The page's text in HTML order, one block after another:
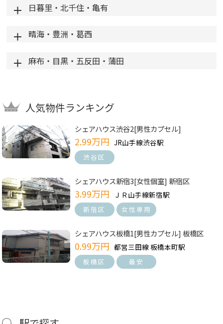
日暮里・北千住・亀有
晴海・豊洲・葛西
麻布・目黒・五反田・蒲田
人気物件ランキング
シェアハウス渋谷2[男性カプセル]
2.99万円 JR山手線渋谷駅
渋谷区
シェアハウス新宿3[女性個室] 新宿区
3.99万円 ＪＲ山手線新宿駅
新宿区 女性専用
シェアハウス板橋1[男性カプセル] 板橋区
0.99万円 都営三田線 板橋本町駅
板橋区 最安